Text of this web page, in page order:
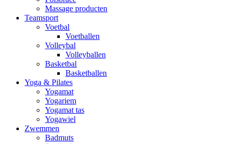
Massage producten
Teamsport
Voetbal
Voetballen
Volleybal
Volleyballen
Basketbal
Basketballen
Yoga & Pilates
Yogamat
Yogariem
Yogamat tas
Yogawiel
Zwemmen
Badmuts